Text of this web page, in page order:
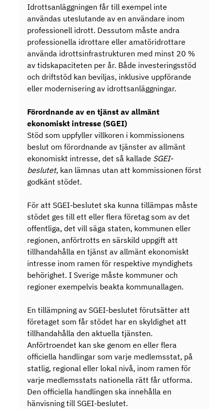
Idrottsanläggningen får till exempel inte
användas uteslutande av en användare inom
professionell idrott. Dessutom måste andra
professionella idrottare eller amatöridrottare
använda idrottsinfrastrukturen med minst 20 %
av tidskapaciteten per år. Både investeringsstöd
och driftstöd kan beviljas, inklusive uppförande
eller modernisering av idrottsanläggningar.
Förordnande av en tjänst av allmänt
ekonomiskt intresse (SGEI)
Stöd som uppfyller villkoren i kommissionens
beslut om förordnande av tjänster av allmänt
ekonomiskt intresse, det så kallade SGEI-
beslutet, kan lämnas utan att kommissionen först
godkänt stödet.
För att SGEI-beslutet ska kunna tillämpas måste
stödet ges till ett eller flera företag som av det
offentliga, det vill säga staten, kommunen eller
regionen, anförtrotts en särskild uppgift att
tillhandahålla en tjänst av allmänt ekonomiskt
intresse inom ramen för respektive myndighets
behörighet. I Sverige måste kommuner och
regioner exempelvis beakta kommunallagen.
En tillämpning av SGEI-beslutet förutsätter att
företaget som får stödet har en skyldighet att
tillhandahålla den aktuella tjänsten.
Anförtroendet kan ske genom en eller flera
officiella handlingar som varje medlemsstat, på
statlig, regional eller lokal nivå, inom ramen för
varje medlemsstats nationella rätt får utforma.
Den officiella handlingen ska innehålla en
hänvisning till SGEI-beslutet.